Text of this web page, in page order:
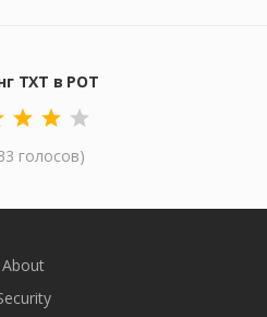
TXT в POT
голосов)
About